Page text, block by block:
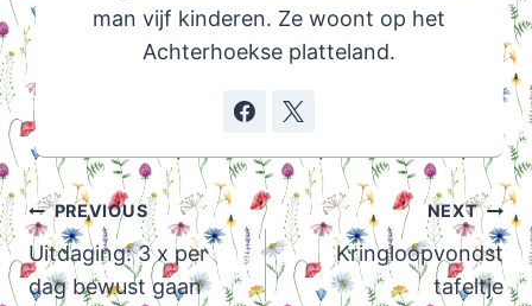
man vijf kinderen. Ze woont op het
Achterhoekse platteland.
Post
navigation
PREVIOUS
Uitdaging: 3 x per
dag bewust gaan
NEXT
Kringloopvondst
tafeltje